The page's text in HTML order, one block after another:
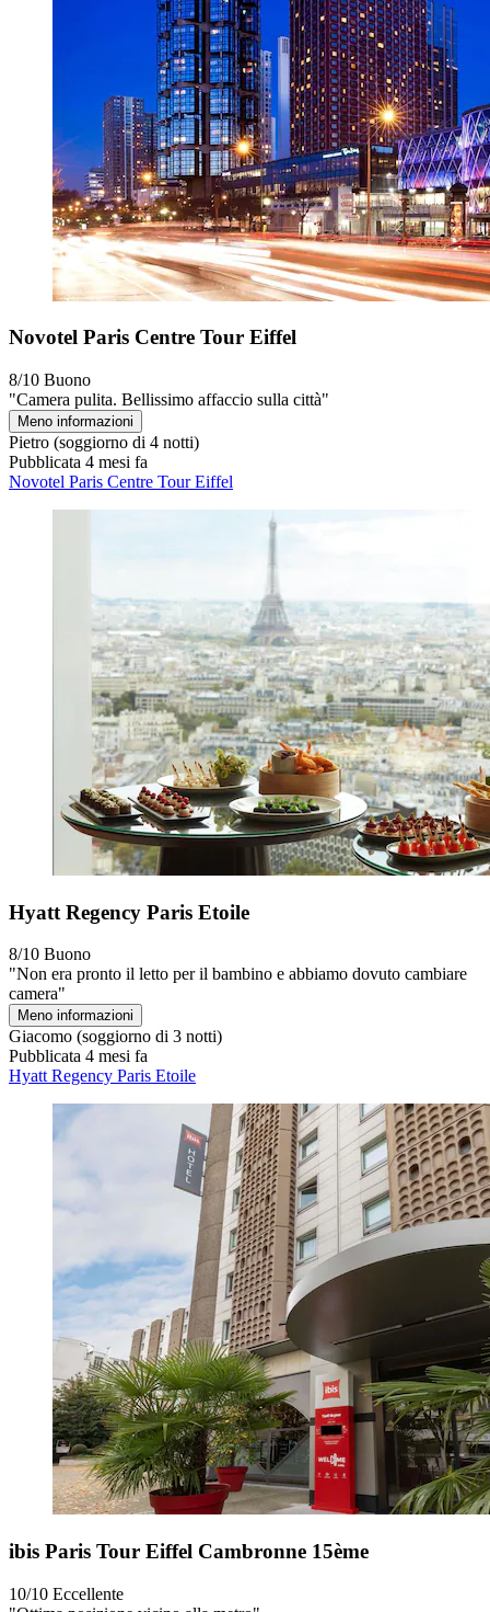
Novotel Paris Centre Tour Eiffel
8/10 Buono
"Camera pulita. Bellissimo affaccio sulla città"
Meno informazioni
Pietro (soggiorno di 4 notti)
Pubblicata 4 mesi fa
Novotel Paris Centre Tour Eiffel
Hyatt Regency Paris Etoile
8/10 Buono
"Non era pronto il letto per il bambino e abbiamo dovuto cambiare
camera"
Meno informazioni
Giacomo (soggiorno di 3 notti)
Pubblicata 4 mesi fa
Hyatt Regency Paris Etoile
ibis Paris Tour Eiffel Cambronne 15ème
10/10 Eccellente